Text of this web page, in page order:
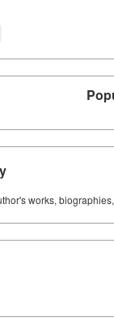
works,